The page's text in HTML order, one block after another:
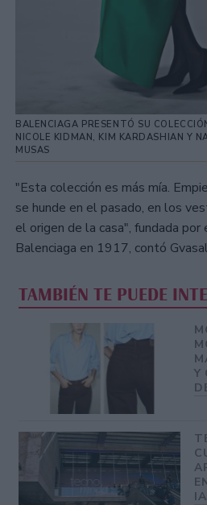
BALENCIAGA PRESENTÓ SU
NICOLE KIDMAN, KIM KARDASHIAN Y
MUSAS
"Esta colección es más mía.
se hunde en el pasado, en los
el origen de la casa", fundada
Balenciaga en 1917, contó
TAMBIÉN TE PUEDE
Y
IA